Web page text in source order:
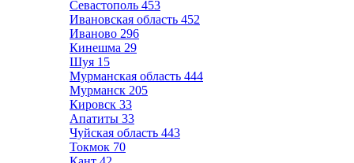
Севастополь 453
Ивановская область 452
Иваново 296
Кинешма 29
Шуя 15
Мурманская область 444
Мурманск 205
Кировск 33
Апатиты 33
Чуйская область 443
Токмок 70